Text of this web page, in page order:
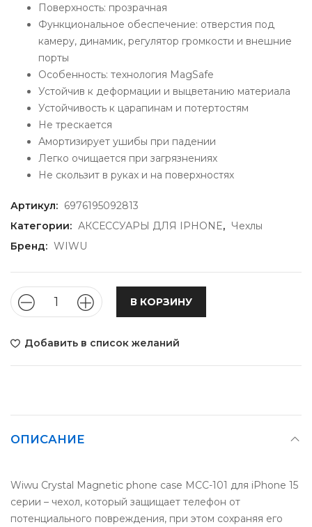
Поверхность: прозрачная
Функциональное обеспечение: отверстия под
камеру, динамик, регулятор громкости и внешние
порты
Особенность: технология MagSafe
Устойчив к деформации и выцветанию материала
Устойчивость к царапинам и потертостям
Не трескается
Амортизирует ушибы при падении
Легко очищается при загрязнениях
Не скользит в руках и на поверхностях
Артикул: 6976195092813
Категории: АКСЕССУАРЫ ДЛЯ IPHONE, Чехлы
Бренд: WIWU
В КОРЗИНУ
Добавить в список желаний
ОПИСАНИЕ
Wiwu Crystal Magnetic phone case MCC-101 для iPhone 15
серии – чехол, который защищает телефон от
потенциального повреждения, при этом сохраняя его